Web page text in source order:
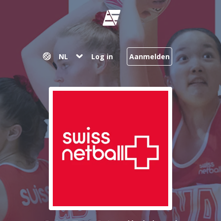
NL Log in Aanmelden